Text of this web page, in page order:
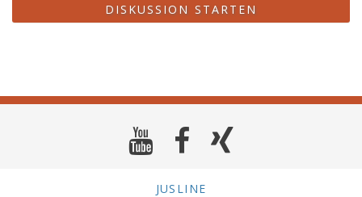
DISKUSSION STARTEN
JUSLINE